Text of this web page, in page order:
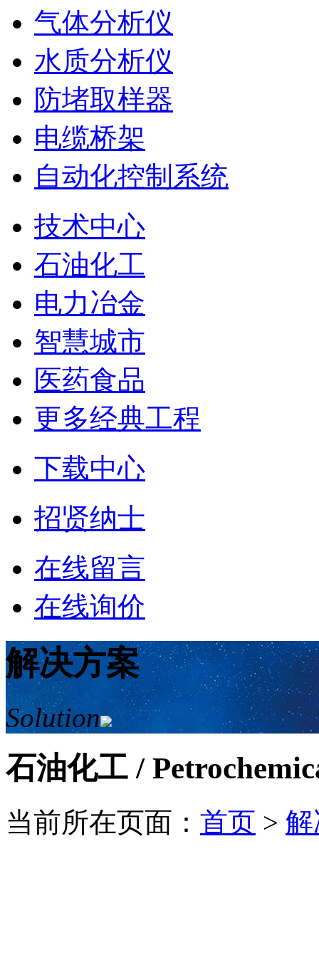
气体分析仪
水质分析仪
防堵取样器
电缆桥架
自动化控制系统
技术中心
石油化工
电力冶金
智慧城市
医药食品
更多经典工程
下载中心
招贤纳士
在线留言
在线询价
解决方案
Solution
石油化工 /
当前所在页面： 首页 >